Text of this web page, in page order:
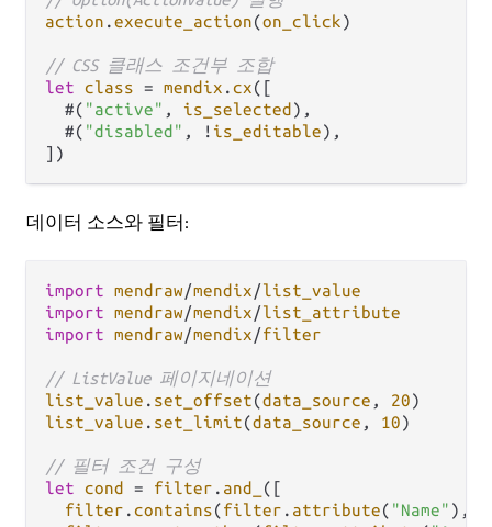
action .execute_action(on_click)
// CSS 클래스 조건부 조합
let class = mendix .cx([
  #(
"active" , is_selected ),
  #(
"disabled" , ! is_editable),
데이터 소스와 필터:
import mendraw/mendix/list_value
import mendraw/mendix/list_attribute
import mendraw/mendix/filter
// ListValue 페이지네이션
list_value . set_offset(data_source , 20
list_value . set_limit(data_source , 10)
// 필터 조건 구성
let cond = filter . and_
([
filter .contains(filter . attribute( "Name" ),